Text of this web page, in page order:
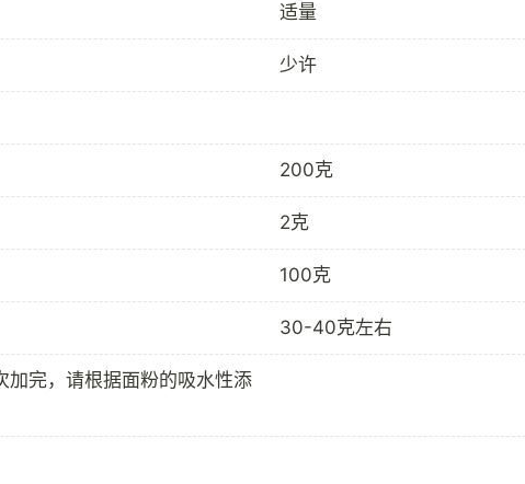
适量
少许
200克
2克
100克
30-40克左右
加完，请根据面粉的吸水性添